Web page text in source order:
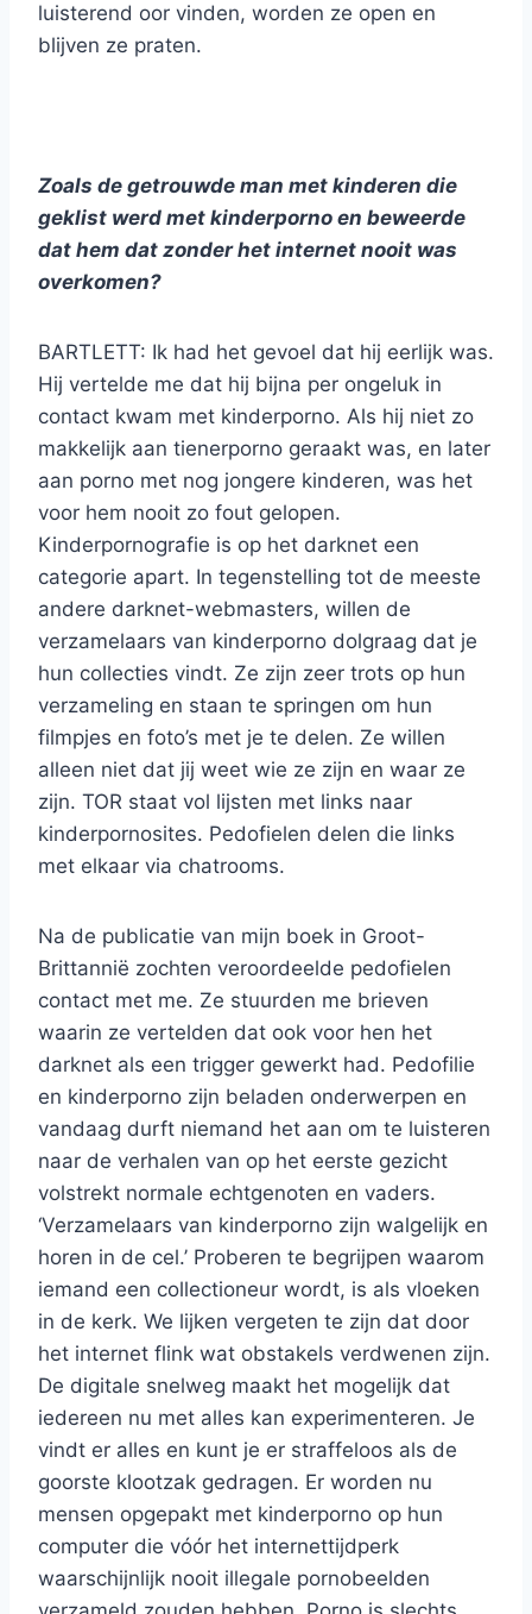
luisterend oor vinden, worden ze open en
blijven ze praten.
Zoals de getrouwde man met kinderen die
geklist werd met kinderporno en beweerde
dat hem dat zonder het internet nooit was
overkomen?
BARTLETT: Ik had het gevoel dat hij eerlijk was.
Hij vertelde me dat hij bijna per ongeluk in
contact kwam met kinderporno. Als hij niet zo
makkelijk aan tienerporno geraakt was, en later
aan porno met nog jongere kinderen, was het
voor hem nooit zo fout gelopen.
Kinderpornografie is op het darknet een
categorie apart. In tegenstelling tot de meeste
andere darknet-webmasters, willen de
verzamelaars van kinderporno dolgraag dat je
hun collecties vindt. Ze zijn zeer trots op hun
verzameling en staan te springen om hun
filmpjes en foto’s met je te delen. Ze willen
alleen niet dat jij weet wie ze zijn en waar ze
zijn. TOR staat vol lijsten met links naar
kinderpornosites. Pedofielen delen die links
met elkaar via chatrooms.
Na de publicatie van mijn boek in Groot-
Brittannië zochten veroordeelde pedofielen
contact met me. Ze stuurden me brieven
waarin ze vertelden dat ook voor hen het
darknet als een trigger gewerkt had. Pedofilie
en kinderporno zijn beladen onderwerpen en
vandaag durft niemand het aan om te luisteren
naar de verhalen van op het eerste gezicht
volstrekt normale echtgenoten en vaders.
‘Verzamelaars van kinderporno zijn walgelijk en
horen in de cel.’ Proberen te begrijpen waarom
iemand een collectioneur wordt, is als vloeken
in de kerk. We lijken vergeten te zijn dat door
het internet flink wat obstakels verdwenen zijn.
De digitale snelweg maakt het mogelijk dat
iedereen nu met alles kan experimenteren. Je
vindt er alles en kunt je er straffeloos als de
goorste klootzak gedragen. Er worden nu
mensen opgepakt met kinderporno op hun
computer die vóór het internettijdperk
waarschijnlijk nooit illegale pornobeelden